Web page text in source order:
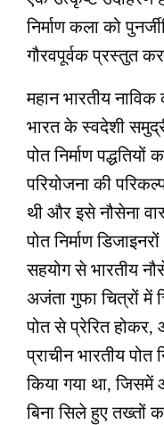
निर्माण कला को
गौरवपूर्वक प्रस्तुत
महान भारतीय
भारत के स्वदेशी
पोत निर्माण
परियोजना की
थी और इसे नौसेना
पोत निर्माण
सहयोग से भारतीय
अजंता गुफा चित्रों में
पोत से प्रेरित होकर,
प्राचीन भारतीय
किया गया था,
बिना सिले हुए तख्तों